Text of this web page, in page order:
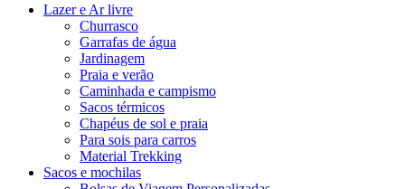
Lazer e Ar livre
Churrasco
Garrafas de água
Jardinagem
Praia e verão
Caminhada e campismo
Sacos térmicos
Chapéus de sol e praia
Para sois para carros
Material Trekking
Sacos e mochilas